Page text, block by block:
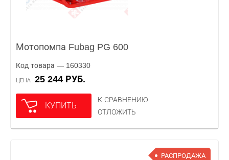
Мотопомпа Fubag PG 600
Код товара — 160330
ЦЕНА 25 244 РУБ.
КУПИТЬ
К СРАВНЕНИЮ
ОТЛОЖИТЬ
РАСПРОДАЖА